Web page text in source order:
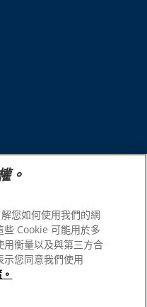
Inc.
註冊的商標；在其他地區的註
本網站須遵守我們的條款。
。
您如何使用我們的網
Cookie 可能用於多
衡量以及與第三方合
您同意我們使用